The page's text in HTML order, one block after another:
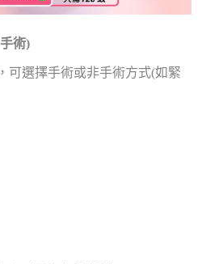
術)
可選擇手術或非手術方式(如緊